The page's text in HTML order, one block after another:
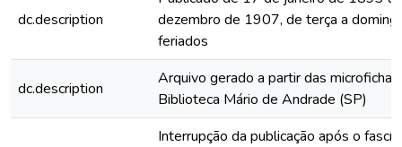
dc.description
dezembro de 1907, de terça a
feriados
dc.description
Arquivo gerado a partir das
Biblioteca Mário de Andrade (SP)
Interrupção da publicação após o